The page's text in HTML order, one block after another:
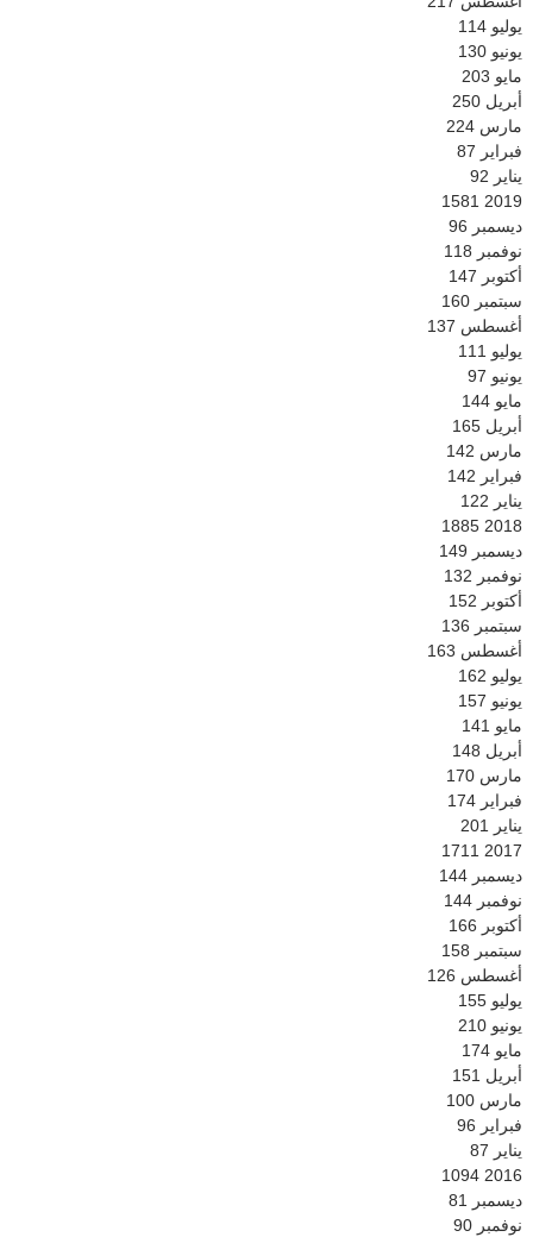
يوليو 114
يونيو 130
مايو 203
أبريل 250
مارس 224
فبراير 87
يناير 92
2019
1581
ديسمبر 96
نوفمبر 118
أكتوبر 147
سبتمبر 160
أغسطس 137
يوليو 111
يونيو 97
مايو 144
أبريل 165
مارس 142
فبراير 142
يناير 122
2018
1885
ديسمبر 149
نوفمبر 132
أكتوبر 152
سبتمبر 136
أغسطس 163
يوليو 162
يونيو 157
مايو 141
أبريل 148
مارس 170
فبراير 174
يناير
201
2017
1711
ديسمبر 144
نوفمبر 144
أكتوبر 166
سبتمبر 158
أغسطس 126
يوليو 155
يونيو 210
مايو 174
أبريل 151
مارس 100
فبراير 96
يناير 87
2016
1094
ديسمبر
81
نوفمبر 90